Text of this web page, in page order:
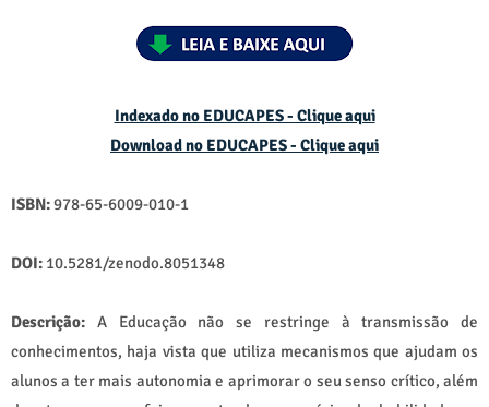
Indexado no EDUCAPES - Clique aqui
Download no EDUCAPES - Clique aqui
ISBN:978-65-6009-010-1
DOI: 10.5281/zenodo.8051348
Descrição: A Educação não se restringe à transmissão de
conhecimentos, haja vista que utiliza mecanismos que ajudam os
alunos a ter mais autonomia e aprimorar o seu senso crítico, além